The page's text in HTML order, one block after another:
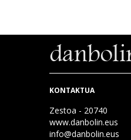
KONTAKTUA
Zestoa - 20740
www.danbolin.eus
info@danbolin.eus